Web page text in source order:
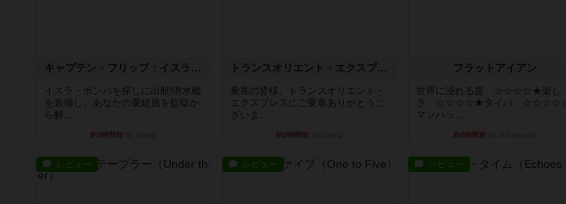
キャプテン・フリップ：イスラ・ボンバ
イスラ・ボンバを探しに出航!潜水艦
を装備し、あなたの乗組員を監獄か
ら解...
約2時間前
トランスオリエント・エクスプレス
乗客の皆様、トランスオリエント・
エクスプレスにご乗車ありがとうご
ざいま...
約3時間前
フラットアイアン
世界に浸れる度 ☆☆☆☆★楽し
さ ☆☆☆☆★タイパ ☆☆☆☆☆
マンハッ...
約4時間前
レビュー レビュー レビュー